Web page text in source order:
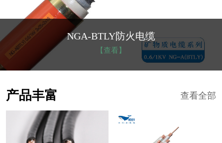
NGA-BTLY防火电缆
【查看】
查看全部
产品丰富